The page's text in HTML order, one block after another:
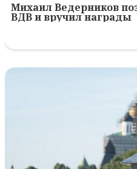
Михаил Ведерников
ВДВ и вручил награды